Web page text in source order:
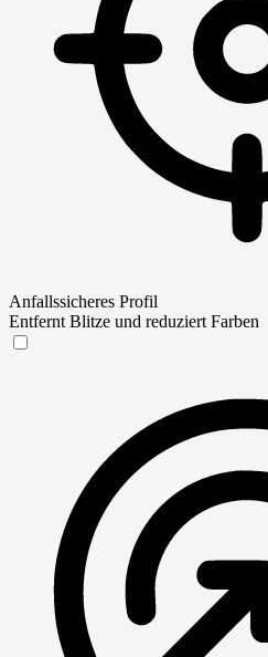
Anfallssicheres Profil
Entfernt Blitze und reduziert Farben